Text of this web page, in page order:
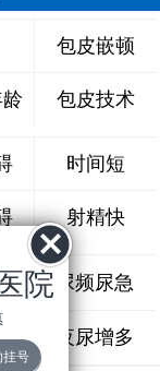
包皮嵌顿
包皮技术
时间短
射精快
尿频尿急
夜尿增多
院